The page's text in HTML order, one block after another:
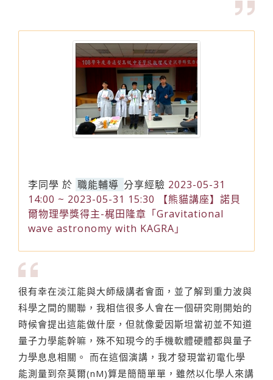
李同學 於 職能輔導 分享經驗 2023-05-31
14:00 ~ 2023-05-31 15:30 【熊貓講座】諾貝
爾物理學獎得主-梶田隆章「Gravitational
wave astronomy with KAGRA」
很有幸在淡江能與大師級講者會面，並了解到重力波與
科學之間的關聯，我相信很多人會在一個研究剛開始的
時候會提出這能做什麼，但就像愛因斯坦當初並不知道
量子力學能幹嘛，殊不知現今的手機軟體硬體都與量子
力學息息相關。 而在這個演講，我才發現當初電化學
能測量到奈莫爾(nM)算是簡簡單單，雖然以化學人來講